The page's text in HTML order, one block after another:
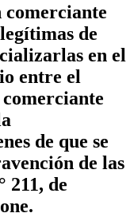
comerciante
de
en el
entre el
de que se
de las
211, de